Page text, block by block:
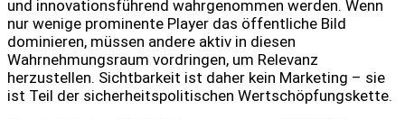
und innovationsführend wahrgenommen werden. Wenn
nur wenige prominente Player das öffentliche Bild
dominieren, müssen andere aktiv in diesen
Wahrnehmungsraum vordringen, um Relevanz
herzustellen. Sichtbarkeit ist daher kein Marketing – sie
ist Teil der sicherheitspolitischen Wertschöpfungskette.